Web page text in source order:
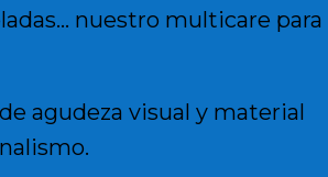
nuestro multicare para
agudeza visual y material